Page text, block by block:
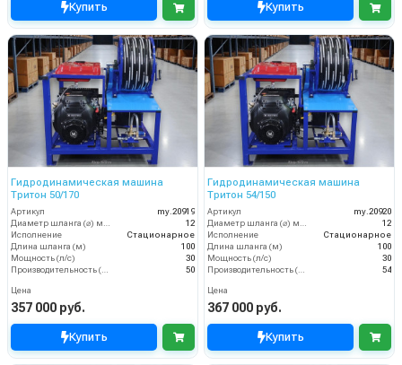
Купить Купить
Гидродинамическая машина
Тритон 50/170
Артикул
my.20919
12
Исполнение
Стационарное
Длина шланга (м)
100
Мощность (л/с)
30
50
Цена
357 000 руб.
Купить
Гидродинамическая машина
Тритон 54/150
Артикул
my.20920
12
Исполнение
Стационарное
Длина шланга (м)
100
Мощность (л/с)
30
54
Цена
367 000 руб.
Купить